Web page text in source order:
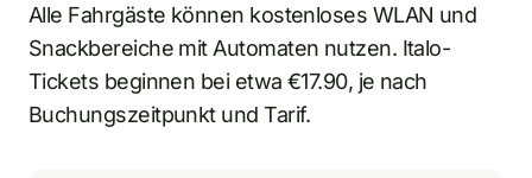
Alle Fahrgäste können kostenloses WLAN und
Snackbereiche mit Automaten nutzen. Italo-
Tickets beginnen bei etwa €17.90, je nach
Buchungszeitpunkt und Tarif.